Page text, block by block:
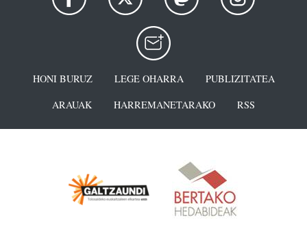
HONI BURUZ LEGE OHARRA
PUBLIZITATEA
ARAUAK
HARREMANETARAKO RSS